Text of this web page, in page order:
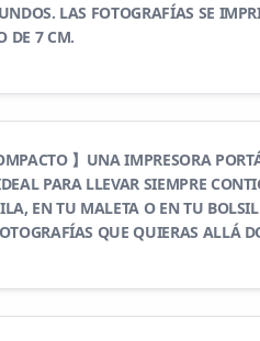
LAS FOTOGRAFÍAS SE
DE 7 CM.
】UNA IMPRESORA
PARA LLEVAR SIEMPRE
EN TU MALETA O EN TU
QUE QUIERAS ALLÁ